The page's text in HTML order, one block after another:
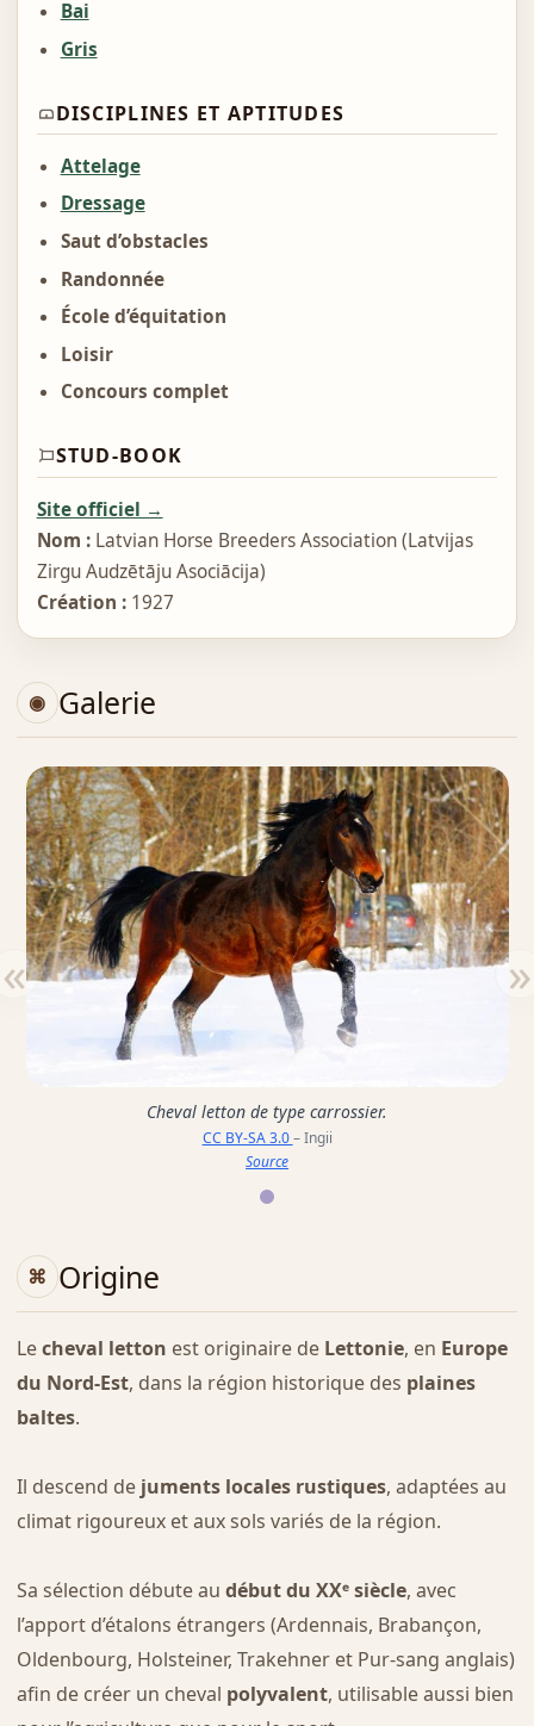
Bai
Gris
DISCIPLINES ET APTITUDES
Attelage
Dressage
Saut d’obstacles
Randonnée
École d’équitation
Loisir
Concours complet
STUD-BOOK
Site officiel →
Nom :Latvian Horse Breeders Association (Latvijas
Zirgu Audzētāju Asociācija)
Création :1927
Galerie
Cheval letton de type carrossier.
CC BY-SA 3.0– Ingii
Source
« »
Origine
Lecheval letton est originaire de Lettonie, en Europe
du Nord-Est, dans la région historique des plaines
baltes.
Il descend de juments locales rustiques, adaptées au
climat rigoureux et aux sols variés de la région.
Sa sélection débute au début du XXᵉ siècle, avec
l’apport d’étalons étrangers (Ardennais, Brabançon,
Oldenbourg, Holsteiner, Trakehner et Pur-sang anglais)
afin de créer un cheval polyvalent, utilisable aussi bien